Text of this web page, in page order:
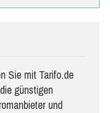
Sie mit Tarifo.de
die güns­ti­gen
und